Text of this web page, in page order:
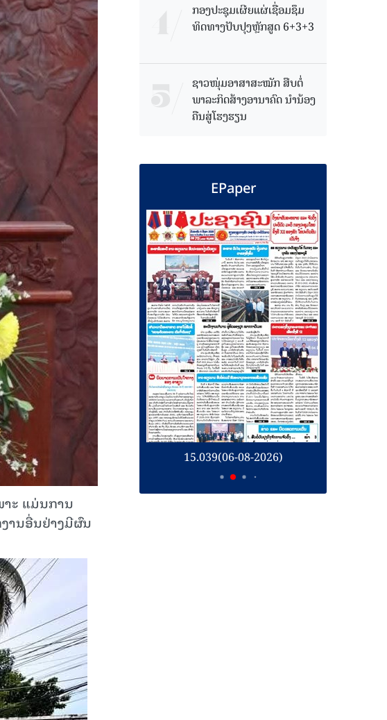
ະ ແມ່ນການ
ານອື່ນຢ່າງມີຜົນ
ກອງປະຊຸມເຜີຍແຜ່ເຊື່ອມຊຶມ
ທິດທາງປັບປຸງຫຼັກສູດ 6+3+3
ຊາວໜຸ່ມອາສາສະໝັກ ສືບຕໍ່
ພາລະກິດສ້າງອານາຄົດ ນໍານ້ອງ
ຄືນສູ່ໂຮງຮຽນ
EPaper
15.039(06-08-2026) 15.038(05-08-2026)